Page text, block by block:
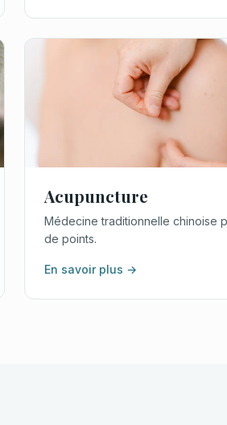
Acupuncture
Médecine traditionnelle chinoise
de points.
En savoir plus →